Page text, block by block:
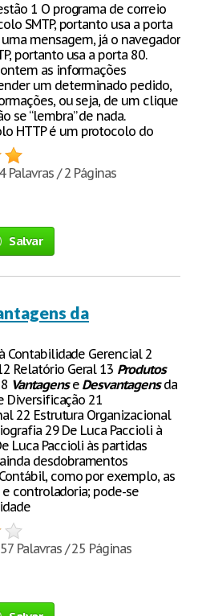
1 O programa de correio
SMTP, portanto usa a porta
mensagem, já o navegador
portanto usa a porta 80.
as informações
um determinado pedido,
ou seja, de um clique
se “lembra” de nada.
HTTP é um protocolo do
Palavras / 2 Páginas
Salvar
da
Contabilidade Gerencial 2
Relatório Geral 13 Produtos
Vantagense Desvantagensda
Diversificação 21
22 Estrutura Organizacional
29 De Luca Paccioli à
Luca Paccioli às partidas
desdobramentos
como por exemplo, as
controladoria; pode-se
Palavras / 25 Páginas